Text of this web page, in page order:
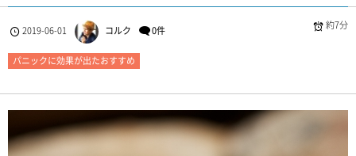
2019-06-01 コルク 0件 約7分
パニックに効果が出たおすすめ